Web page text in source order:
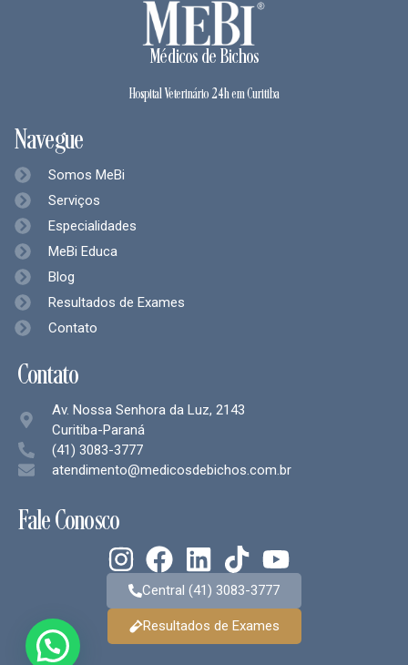
Médicos de Bichos
Hospital Veterinário 24h em Curitiba
Navegue
Somos MeBi
Serviços
Especialidades
MeBi Educa
Blog
Resultados de Exames
Contato
Contato
Av. Nossa Senhora da Luz, 2143
Curitiba-Paraná
(41) 3083-3777
atendimento@medicosdebichos.com.br
Fale Conosco
Central (41) 3083-3777
Resultados de Exames